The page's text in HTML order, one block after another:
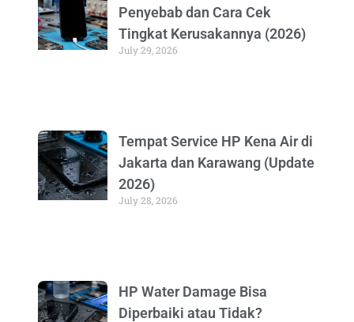
Penyebab dan Cara Cek
Tingkat Kerusakannya (2026)
July 29, 2026
Tempat Service HP Kena Air di
Jakarta dan Karawang (Update
2026)
July 28, 2026
HP Water Damage Bisa
Diperbaiki atau Tidak?